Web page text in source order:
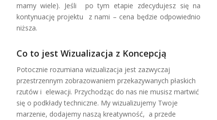
mamy wiele). Jeśli po tym etapie zdecydujesz się na
kontynuację projektu z nami – cena będzie odpowiednio
niższa.
Co to jest Wizualizacja z Koncepcją
Potocznie rozumiana wizualizacja jest zazwyczaj
przestrzennym zobrazowaniem przekazywanych płaskich
rzutów i elewacji. Przychodząc do nas nie musisz martwić
się o podkłady techniczne. My wizualizujemy Twoje
marzenie, dodajemy naszą kreatywność, a przede